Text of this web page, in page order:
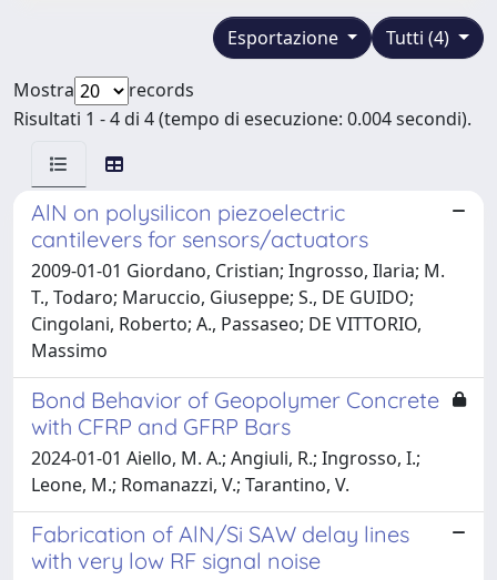
Tutti (4)
Esportazione
Mostra
records
Risultati 1 - 4 di 4 (tempo di esecuzione: 0.004 secondi).
AlN on polysilicon piezoelectric
cantilevers for sensors/actuators
2009-01-01 Giordano, Cristian; Ingrosso, Ilaria; M.
T., Todaro; Maruccio, Giuseppe; S., DE GUIDO;
Cingolani, Roberto; A., Passaseo; DE VITTORIO,
Massimo
Bond Behavior of Geopolymer Concrete
with CFRP and GFRP Bars
2024-01-01 Aiello, M. A.; Angiuli, R.; Ingrosso, I.;
Leone, M.; Romanazzi, V.; Tarantino, V.
Fabrication of AlN/Si SAW delay lines
with very low RF signal noise